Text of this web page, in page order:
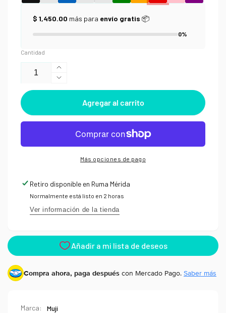
$ 1,450.00 más para envío gratis 📦
0%
Cantidad
Aumentar
cantidad
para
Pluma
de
Gel
0.3
Knock-
Reducir
cantidad
Pluma
de
Muji
Agregar al carrito
Más opciones de pago
Retiro disponible en Ruma Mérida
Normalmente está listo en 2 horas
Ver información de la tienda
Compra ahora, paga después con Mercado Pago. Saber más
Marca:
Muji